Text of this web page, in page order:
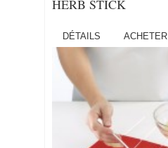
HERB STICK
DÉTAILS ACHETER